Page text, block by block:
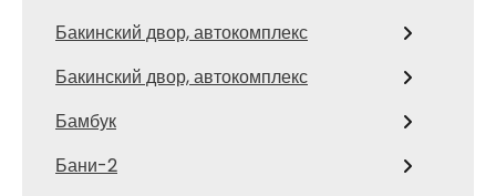
Бакинский двор, автокомплекс
Бакинский двор, автокомплекс
Бамбук
Бани-2